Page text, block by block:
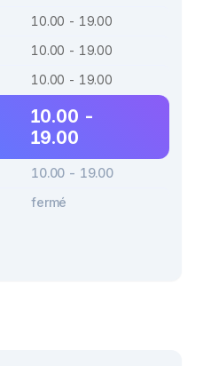
10.00 - 19.00
10.00 - 19.00
10.00 - 19.00
10.00 -
19.00
10.00 - 19.00
fermé